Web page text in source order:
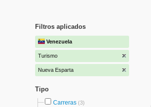
Filtros aplicados
Venezuela
Turismo
Nueva Esparta
Tipo
Carreras (3)